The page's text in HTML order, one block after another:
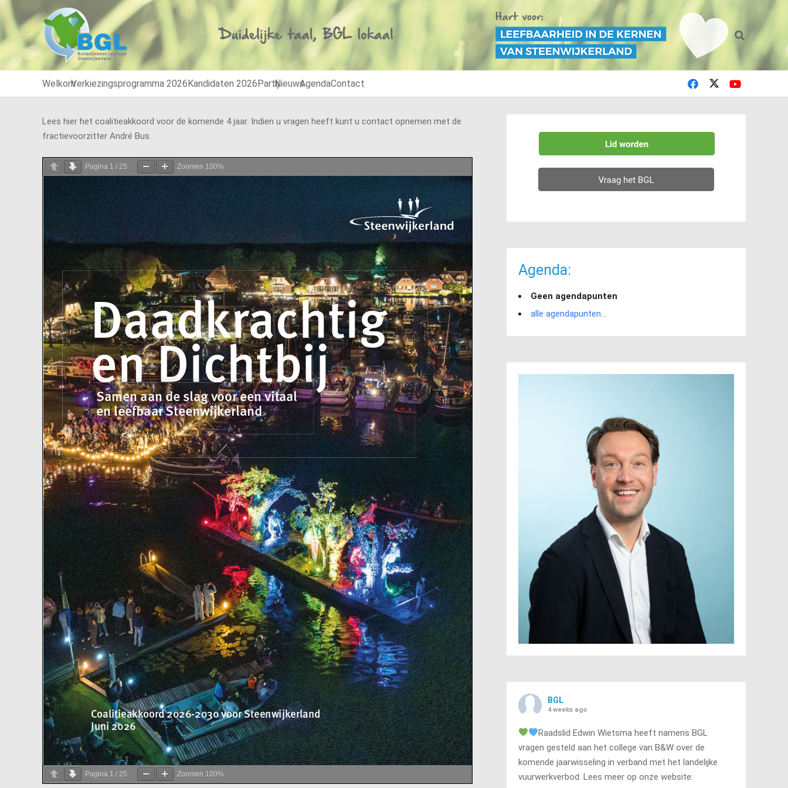
WelkomVerkiezingsprogramma 2026Kandidaten 2026PartijNieuwsAgendaContact
Lees hier het coalitieakkoord voor de komende 4 jaar. Indien u vragen heeft kunt u contact opnemen met de
fractievoorzitter André Bus.
Pagina 1 / 25 Zoomen 100%
Pagina 1 / 25 Zoomen 100%
Agenda:
Geen agendapunten
alle agendapunten...
BGL
4 weeks ago
Raadslid Edwin Wietsma heeft namens BGL
vragen gesteld aan het college van B&W over de
komende jaarwisseling in verband met het landelijke
vuurwerkverbod. Lees meer op onze website: